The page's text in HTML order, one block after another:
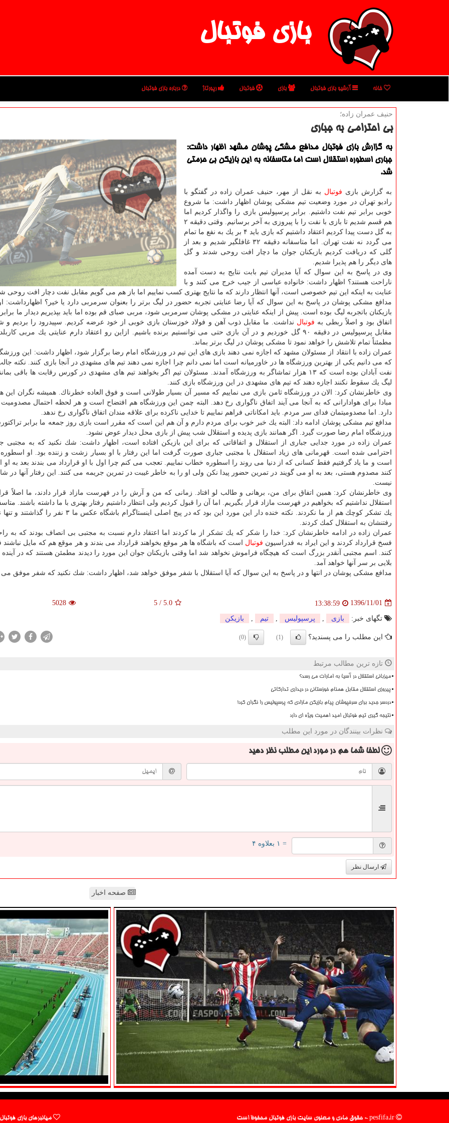
بازی فوتبال
خانه آرشیو بازی فوتبال بازی فوتبال رپورتاژ درباره بازی فوتبال
حنیف عمران زاده؛
بی احترامی به جباری
به گزارش بازی فوتبال مدافع مشكی پوشان مشهد اظهار داشت:
جباری اسطوره استقلال است اما متاسفانه به این بازیكن بی حرمتی
شد.
به گزارش بازی فوتبال به نقل از مهر، حنیف عمران زاده در گفتگو با
رادیو تهران در مورد وضعیت تیم مشكی پوشان اظهار داشت: ما شروع
خوبی برابر تیم نفت داشتیم. برابر پرسپولیس بازی را واگذار كردیم اما
هم قسم شدیم تا بازی با نفت را با پیروزی به آخر برسانیم. وقتی دقیقه ۲
به گل دست پیدا كردیم اعتقاد داشتیم كه بازی باید ۴ بر یك به نفع ما تمام
می گردد نه نفت تهران. اما متاسفانه دقیقه ۳۲ غافلگیر شدیم و بعد از
گلی كه دریافت كردیم بازیكنان جوان ما دچار افت روحی شدند و گل
های دیگر را هم پذیرا شدیم.
وی در پاسخ به این سوال كه آیا مدیران تیم بابت نتایج به دست آمده
ناراحت هستند؟ اظهار داشت: خانواده عباسی از جیب خرج می كنند و با
عنایت به اینكه این تیم خصوصی است، آنها انتظار دارند كه ما نتایج بهتری كسب نماییم اما باز هم می گویم مقابل نفت دچار افت روحی
مدافع مشكی پوشان در پاسخ به این سوال كه آیا رضا عنایتی تجربه حضور در لیگ برتر را بعنوان سرمربی دارد یا خیر؟ اظهارداشت:
بازیكنان باتجربه لیگ بوده است. پیش از اینكه عنایتی در مشكی پوشان سرمربی شود، مربی صبای قم بوده اما باید بپذیریم دیدار ما
اتفاق بود و اصلاً ربطی به فوتبال نداشت. ما مقابل ذوب آهن و فولاد خوزستان بازی خوبی از خود عرضه كردیم. سپیدرود را بردیم و
مقابل پرسپولیس در دقیقه ۹۰ گل خوردیم و در آن بازی حتی می توانستیم برنده باشیم. ازاین رو اعتقاد دارم عنایتی یك مربی
مطمئناً تمام تلاشش را خواهد نمود تا مشكی پوشان در لیگ برتر بماند.
عمران زاده با انتقاد از مسئولان مشهد كه اجازه نمی دهند بازی های این تیم در ورزشگاه امام رضا برگزار شود، اظهار داشت: این
كه می دانیم یكی از بهترین ورزشگاه ها در خاورمیانه است اما نمی دانم چرا اجازه نمی دهند تیم های مشهدی در آنجا بازی كنند. نكته
نفت آبادان بوده است كه ۱۳ هزار تماشاگر به ورزشگاه آمدند. مسئولان تیم اگر بخواهند تیم های مشهدی در كورس رقابت ها باقی
لیگ یك سقوط نكنند اجازه دهند كه تیم های مشهدی در این ورزشگاه بازی كنند.
وی خاطرنشان كرد: الان در ورزشگاه ثامن بازی می نماییم كه مسیر آن بسیار طولانی است و فوق العاده خطرناك. همیشه نگران این
مبادا برای هوادارانی كه به آنجا می آیند اتفاق ناگواری رخ دهد. البته چمن این ورزشگاه هم افتضاح است و هر لحظه احتمال
دارد. اما مصدومیتمان فدای سر مردم. باید امكاناتی فراهم نماییم تا خدایی ناكرده برای علاقه مندان اتفاق ناگواری رخ ندهد.
مدافع تیم مشكی پوشان ادامه داد: البته یك خبر خوب برای مردم دارم و آن هم این است كه مقرر است بازی روز جمعه ما برابر
ورزشگاه امام رضا صورت گیرد. اگر همانند بازی پدیده و استقلال شب پیش از بازی محل دیدار عوض نشود.
عمران زاده در مورد جدایی جباری از استقلال و اتفاقاتی كه برای این بازیكن افتاده است، اظهار داشت: شك نكنید كه به مجتبی
احترامی شده است. قهرمانی های زیاد استقلال با مجتبی جباری صورت گرفت اما این رفتار با او بسیار زشت و زننده بود. او اسطوره
است و ما یاد گرفتیم فقط كسانی كه از دنیا می روند را اسطوره خطاب نماییم. تعجب می كنم چرا اول با او قرارداد می بندند بعد به او
كنند مصدوم هستی، بعد به او می گویند در تمرین حضور پیدا نكن ولی او را به خاطر غیبت در تمرین جریمه می كنند. این رفتار آنها در
نیست.
وی خاطرنشان كرد: همین اتفاق برای من، برهانی و طالب لو افتاد. زمانی كه من و آرش را در فهرست مازاد قرار دادند، ما اصلاً
استقلال نداشتیم كه بخواهیم در فهرست مازاد قرار بگیریم. اما آن را قبول كردیم ولی انتظار داشتیم رفتار بهتری با ما داشته باشند.
یك تشكر كوچك هم از ما نكردند. نكته خنده دار این مورد این بود كه در پیج اصلی اینستاگرام باشگاه
رفتنشان به استقلال كمك كردند.
عمران زاده در ادامه خاطرنشان كرد: خدا را شكر كه یك تشكر از ما كردند اما اعتقاد دارم نسبت به مجتبی بی انصاف بودند كه به
فسخ قرارداد كردند و این ایراد به فدراسیون فوتبال است كه باشگاه ها هر موقع بخواهند قرارداد می بندند و هر موقع هم كه مایل
كنند. اسم مجتبی آنقدر بزرگ است كه هیچگاه فراموش نخواهد شد اما وقتی بازیكنان جوان این مورد را دیدند مطمئن هستند كه در
بلایی بر سر آنها خواهد آمد.
مدافع مشكی پوشان در انتها و در پاسخ به این سوال كه آیا استقلال با شفر موفق خواهد شد، اظهار داشت: شك نكنید كه شفر موفق می
1396/11/01
13:38:59
5.0
/
5
5028
تگهای خبر: بازی پرسپولیس تیم بازیكن
این مطلب را می پسندید؟ (1)
(0)
تازه ترین مطالب مرتبط
میزبانی استقلال در آسیا به امارات می رسد؟
پیروزی استقلال مقابل همنام خوزستانی در دیداری تدارکاتی
دردسر جدید برای سرخپوشان پیام بازیکن مازادی که پرسپولیس را نگران کرد!
نتیجه گیری تیم فوتبال امید اهمیت ویژه ای دارد
نظرات بینندگان در مورد این مطلب
لطفا شما همدر مورد این مطلب نظر دهید
= ۱ بعلاوه ۴
ارسال نظر
صفحه اخبار
میانبرهای بازی فوتبال